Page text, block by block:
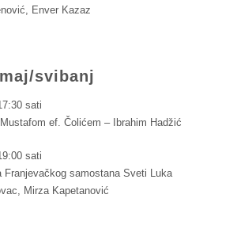
Enver Kazaz
svibanj
sati
ef. Čolićem – Ibrahim Hadžić
sati
Franjevačkog samostana Sveti Luka
Mirza Kapetanović